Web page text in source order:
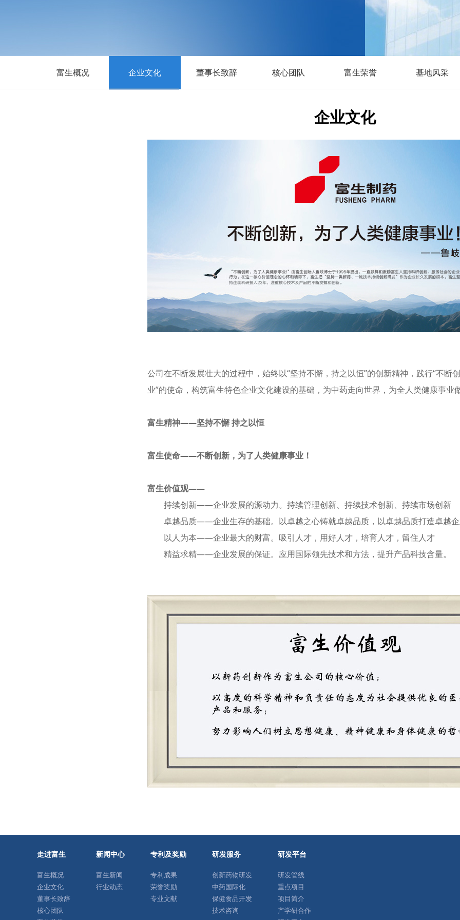
富生概况 企业文化 董事长致辞 核心团队 富生荣誉 基地风采
企业文化
公司在不断发展壮大的过程中，始终以“坚持不懈，持之以恒”的创新精神，践行“不断
业”的使命，构筑富生特色企业文化建设的基础，为中药走向世界，为全人类健康事业
富生精神——坚持不懈 持之以恒
富生使命——不断创新，为了人类健康事业！
富生价值观——
持续创新——企业发展的源动力。持续管理创新、持续技术创新、持续市场创新
卓越品质——企业生存的基础。以卓越之心铸就卓越品质，以卓越品质打造卓越
以人为本——企业最大的财富。吸引人才，用好人才，培育人才，留住人才
精益求精——企业发展的保证。应用国际领先技术和方法，提升产品科技含量。
走进富生
富生概况
企业文化
董事长致辞
核心团队
新闻中心
富生新闻
行业动态
专利及奖励
专利成果
荣誉奖励
专业文献
研发服务
创新药物研发
中药国际化
保健食品开发
技术咨询
研发平台
研发管线
重点项目
项目简介
产学研合作